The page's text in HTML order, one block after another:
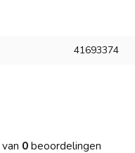
41693374
0beoordelingen